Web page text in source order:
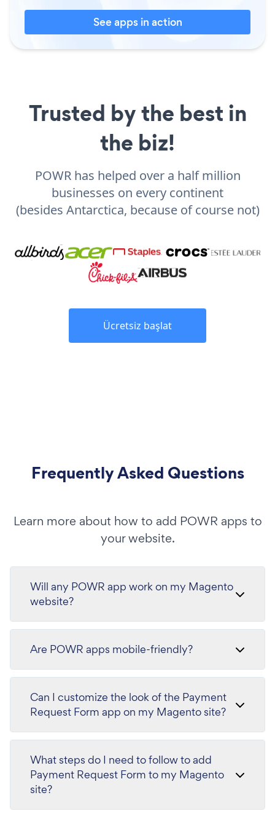
See apps in action
Trusted by the best in
the biz!
POWR has helped over a half million
businesses on every continent
(besides Antarctica, because of course not)
Ücretsiz başlat
Frequently Asked Questions
Learn more about how to add POWR apps to
your website.
Will any POWR app work on my Magento
website?
Are POWR apps mobile-friendly?
Can I customize the look of the Payment
Request Form app on my Magento site?
What steps do I need to follow to add
Payment Request Form to my Magento
site?